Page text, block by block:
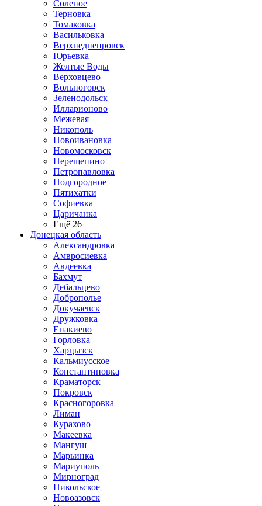
Соленое
Терновка
Томаковка
Васильковка
Верхнеднепровск
Юрьевка
Желтые Воды
Верховцево
Вольногорск
Зеленодольск
Илларионово
Межевая
Никополь
Новоивановка
Новомосковск
Перещепино
Петропавловка
Подгородное
Пятихатки
Софиевка
Царичанка
Ещё 26
Донецкая область
Александровка
Амвросиевка
Авдеевка
Бахмут
Дебальцево
Доброполье
Докучаевск
Дружковка
Енакиево
Горловка
Харцызск
Кальмиусское
Константиновка
Краматорск
Покровск
Красногоровка
Лиман
Курахово
Макеевка
Мангуш
Марьинка
Мариуполь
Мирноград
Никольское
Новоазовск